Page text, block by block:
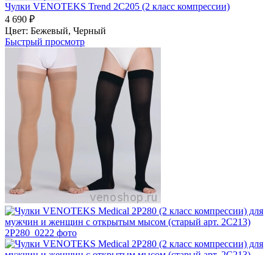
Чулки VENOTEKS Trend 2C205 (2 класс компрессии)
4 690 ₽
Цвет: Бежевый, Черный
Быстрый просмотр